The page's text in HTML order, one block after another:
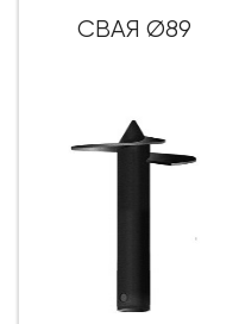
СВАЯ Ø89